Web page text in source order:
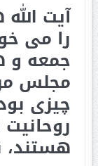
آیت
را می
جمعه و
مجلس
چیزی
هستند،